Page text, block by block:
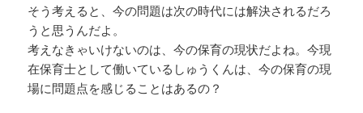
そう考えると、今の問題は次の時代には解決されるだろ
うと思うんだよ。
考えなきゃいけないのは、今の保育の現状だよね。今現
在保育士として働いているしゅうくんは、今の保育の現
場に問題点を感じることはあるの？